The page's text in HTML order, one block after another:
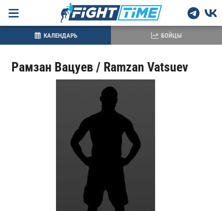
Рамзан Вацуев / Ramzan Vatsuev
КАЛЕНДАРЬ БОЙЦЫ